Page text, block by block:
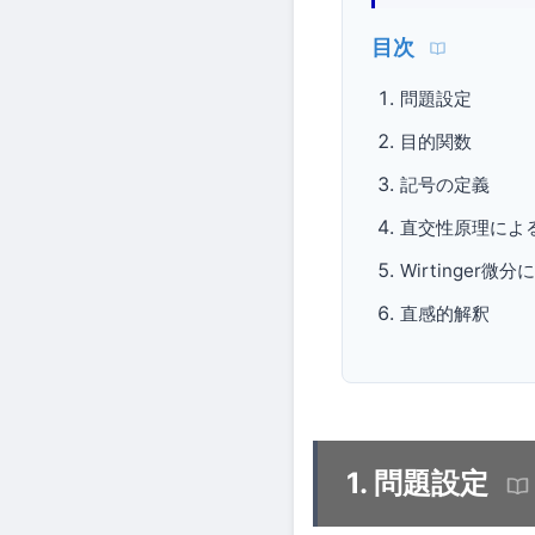
目次
問題設定
目的関数
記号の定義
直交性原理によ
Wirtinger微分
直感的解釈
1. 問題設定